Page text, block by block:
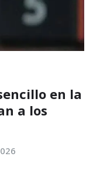
en la
a los